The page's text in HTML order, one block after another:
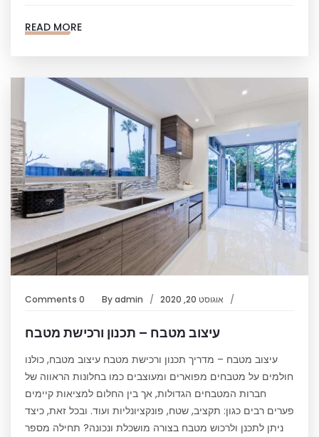
READ MORE
אוגוסט 20, 2020 Byadmin
0 Comments
עיצוב מטבח – תכנון ורכישת מטבח
עיצוב מטבח – מדריך תכנון ורכישת מטבח עיצוב מטבח, כולנו
חולמים על מטבחים מפוארים ומעוצבים כמו בחלונות הראווה של
חברות המטבחים הגדולות, אך בין החלום למציאות קיימים
פערים רבים כגון: תקציב, שטח, פונקציונליות ועוד. ובכל זאת, כיצד
ניתן לתכנן ולרכוש מטבח בצורה מושכלת ונכונה? תחילה מספר